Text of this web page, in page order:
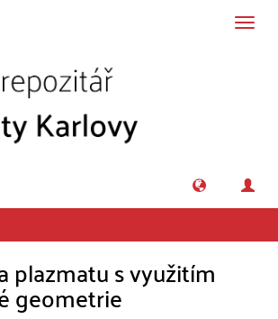
plazmatu s využitím
geometrie